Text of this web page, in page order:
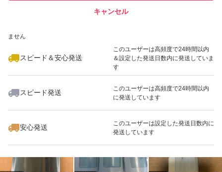
ません
スピード＆安心発送
このユーザーは高頻度で24時間以内
＆設定した発送日数内に発送していま
す
スピード発送
このユーザーは高頻度で24時間以内
に発送しています
安心発送
このユーザーは設定した発送日数内に
発送しています
キャンセル
いいね！
1,000